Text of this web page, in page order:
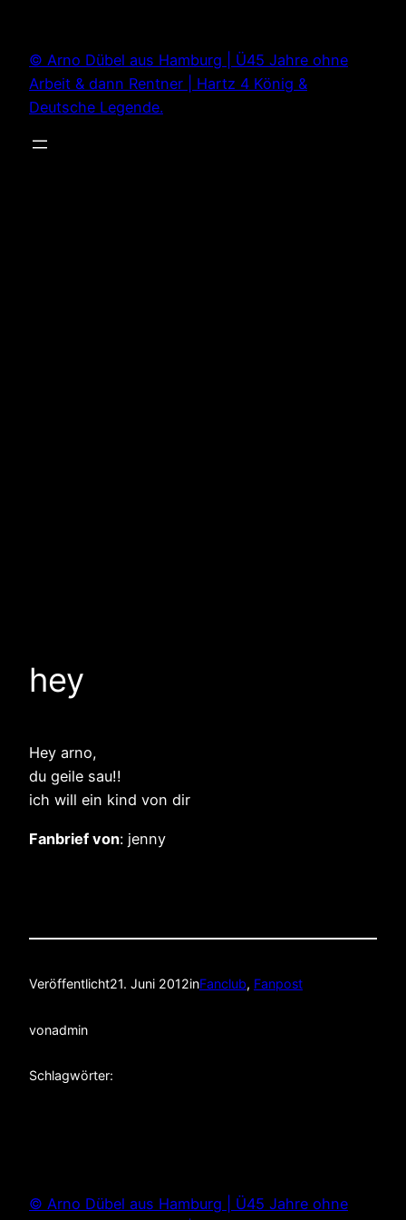
springen
© Arno Dübel aus Hamburg | Ü45 Jahre ohne
Arbeit & dann Rentner | Hartz 4 König &
Deutsche Legende.
hey
Hey arno,
du geile sau!!
ich will ein kind von dir
Fanbrief von: jenny
Veröffentlicht21. Juni 2012inFanclub, Fanpost
vonadmin
Schlagwörter:
© Arno Dübel aus Hamburg | Ü45 Jahre ohne